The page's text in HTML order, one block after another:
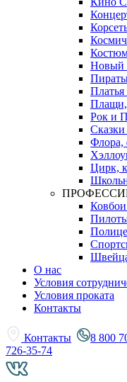
Новый
Плащи,
Рок и
Флора,
Цирк,
О нас
Условия
Условия проката
Контакты
Контакты 8 800
726-35-74